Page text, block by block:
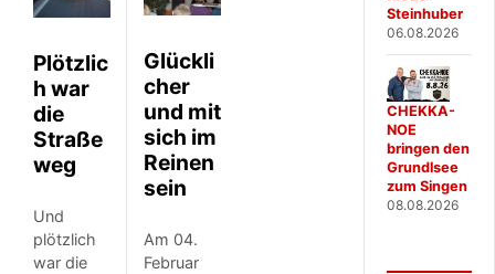
Plötzlic
h war
die
Straße
weg
Und
plötzlich
war die
Glückli
cher
und mit
sich im
Reinen
sein
Am 04.
Februar
Steinhuber
06.08.2026
CHEKKA-
NOE
bringen den
Grundlsee
zum Singen
08.08.2026